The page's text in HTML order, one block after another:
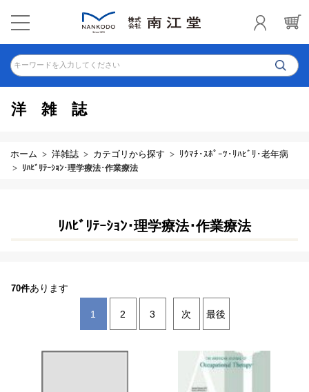
キーワードを入力してください
洋雑誌
ホーム 洋雑誌 カテゴリから探す ﾘｳﾏﾁ･ｽﾎﾟｰﾂ･ﾘﾊﾋﾞﾘ･老年病
ﾘﾊﾋﾞﾘﾃｰｼｮﾝ･理学療法･作業療法
ﾘﾊﾋﾞﾘﾃｰｼｮﾝ･理学療法･作業療法
70件あります
1 2 3 次 最後